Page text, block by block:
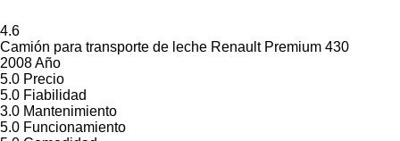
4.6
Camión para transporte de leche Renault Premium 430
2008 Año
5.0 Precio
5.0 Fiabilidad
3.0 Mantenimiento
5.0 Funcionamiento